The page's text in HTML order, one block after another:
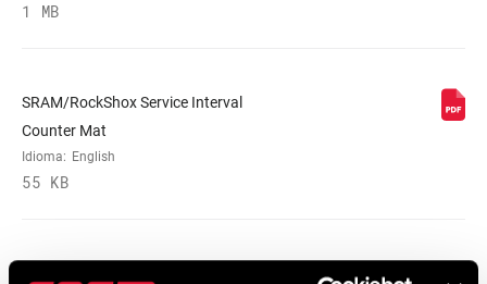
1 MB
SRAM/RockShox Service Interval
Counter Mat
Idioma: English
55 KB